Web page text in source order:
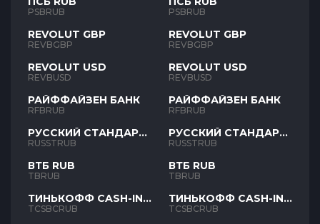
PSBRUB
REVOLUT GBP
REVBGBP
REVOLUT USD
REVBUSD
РАЙФФАЙЗЕН БАНК
RFBRUB
РУССКИЙ СТАНДАРТ
RUB
RUSSTRUB
ВТБ RUB
TBRUB
ТИНЬКОФФ CASH-IN
RUB
TCSBCRUB
PSBRUB
REVOLUT GBP
REVBGBP
REVOLUT USD
REVBUSD
РАЙФФАЙЗЕН БАНК
RFBRUB
РУССКИЙ СТАНДАРТ
RUB
RUSSTRUB
ВТБ RUB
TBRUB
ТИНЬКОФФ CASH-IN
RUB
TCSBCRUB